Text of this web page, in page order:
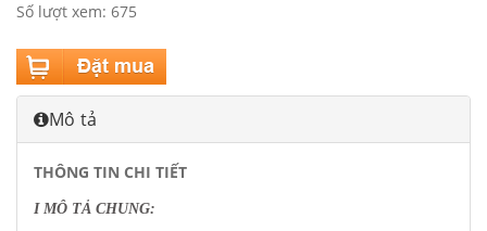
Số lượt xem: 675
Mô tả
THÔNG TIN CHI TIẾT
I MÔ TẢ CHUNG: